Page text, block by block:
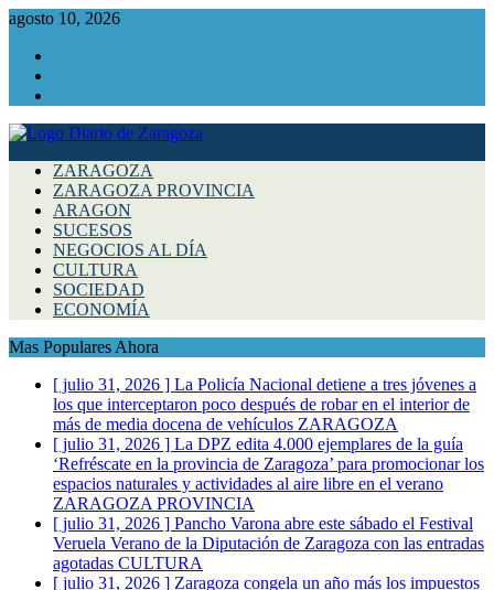
agosto 10, 2026
ZARAGOZA
ZARAGOZA PROVINCIA
ARAGON
SUCESOS
NEGOCIOS AL DÍA
CULTURA
SOCIEDAD
ECONOMÍA
Mas Populares Ahora
[ julio 31, 2026 ] La Policía Nacional detiene a tres jóvenes a
los que interceptaron poco después de robar en el interior de
más de media docena de vehículos ZARAGOZA
[ julio 31, 2026 ] La DPZ edita 4.000 ejemplares de la guía
‘Refréscate en la provincia de Zaragoza’ para promocionar los
espacios naturales y actividades al aire libre en el verano
ZARAGOZA PROVINCIA
[ julio 31, 2026 ] Pancho Varona abre este sábado el Festival
Veruela Verano de la Diputación de Zaragoza con las entradas
agotadas CULTURA
[ julio 31, 2026 ] Zaragoza congela un año más los impuestos